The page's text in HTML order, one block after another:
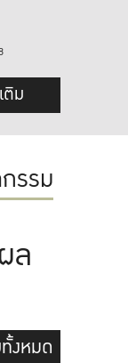
ติม
รรม
ล
งหมด